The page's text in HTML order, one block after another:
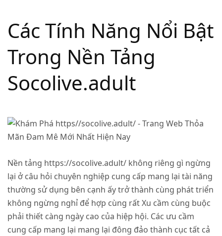
Các Tính Năng Nổi Bật
Trong Nền Tảng
Socolive.adult
Nền tảng https://socolive.adult/ không riêng gì ngừng
lại ở câu hỏi chuyên nghiệp cung cấp mang lại tài năng
thường sử dụng bên cạnh ấy trở thành cùng phát triển
không ngừng nghỉ để hợp cùng rất Xu cầm cùng buộc
phải thiết càng ngày cao của hiệp hội. Các ưu cầm
cung cấp mang lại mang lại đông đảo thành cục tất cả